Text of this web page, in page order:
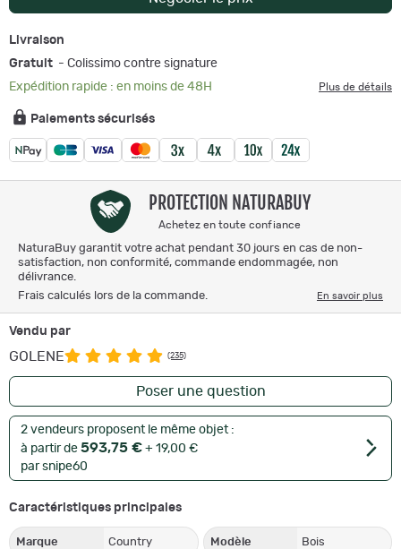
Livraison
Gratuit - Colissimo contre signature
Expédition rapide : en moins de 48H
Plus de détails
Paiements sécurisés
PROTECTION NATURABUY
Achetez en toute confiance
NaturaBuy garantit votre achat pendant 30 jours en cas de non-
satisfaction, non conformité, commande endommagée, non
délivrance.
Frais calculés lors de la commande.
En savoir plus
Vendu par
GOLENE (235)
Poser une question
2 vendeurs proposent le même objet :
à partir de 593,75 € + 19,00 €
par snipe60
Caractéristiques principales
Marque Country Modèle Bois